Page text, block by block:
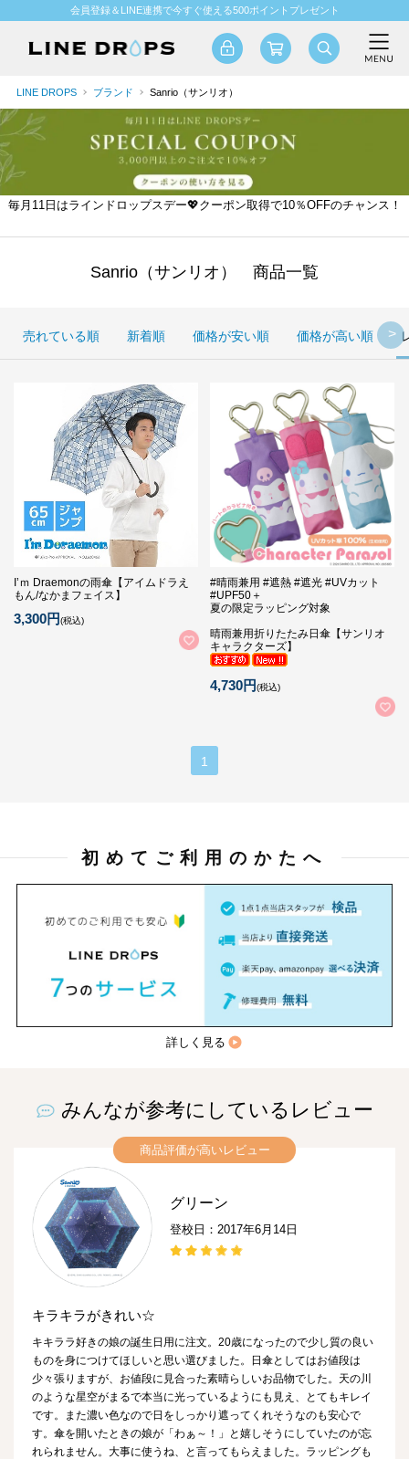
会員登録＆LINE連携で今すぐ使える500ポイントプレゼント
LINE DROPS ブランド Sanrio（サンリオ）
毎月11日はラインドロップスデー💖クーポン取得で10％OFFのチャンス！
Sanrio（サンリオ） 商品一覧
売れている順 新着順 価格が安い順 価格が高い順
I’ｍ Draemonの雨傘【アイムドラえ
もん/なかまフェイス】
3,300円(税込)
#晴雨兼用 #遮熱 #遮光 #UVカット
#UPF50＋
夏の限定ラッピング対象
晴雨兼用折りたたみ日傘【サンリオ
キャラクターズ】
4,730円(税込)
1
初めてご利用のかたへ
詳しく見る
みんなが参考にしているレビュー
商品評価が高いレビュー
グリーン
登校日：2017年6月14日
キラキラがきれい☆
キキララ好きの娘の誕生日用に注文。20歳になったので少し質の良い
ものを身につけてほしいと思い選びました。日傘としてはお値段は
少々張りますが、お値段に見合った素晴らしいお品物でした。天の川
のような星空がまるで本当に光っているようにも見え、とてもキレイ
です。また濃い色なので日をしっかり遮ってくれそうなのも安心で
す。傘を開いたときの娘が「わぁ～！」と嬉しそうにしていたのが忘
れられません。大事に使うね、と言ってもらえました。ラッピングも